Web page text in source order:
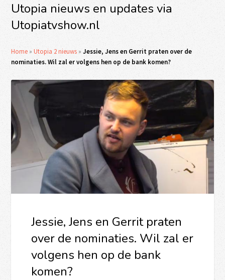
Utopia nieuws en updates via
Utopiatvshow.nl
Home »Utopia 2 nieuws »Jessie, Jens en Gerrit praten over de
nominaties. Wil zal er volgens hen op de bank komen?
Jessie, Jens en Gerrit praten
over de nominaties. Wil zal er
volgens hen op de bank
komen?